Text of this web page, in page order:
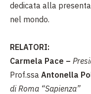
dedicata alla
nel mondo.
RELATORI:
Carmela Pace –
Prof.ssa Antonella
di Roma “Sapienza”